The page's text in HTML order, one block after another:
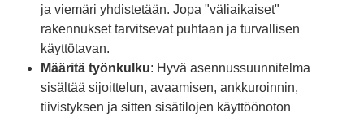
ja viemäri yhdistetään. Jopa "väliaikaiset"
rakennukset tarvitsevat puhtaan ja turvallisen
käyttötavan.
Määritä työnkulku: Hyvä asennussuunnitelma
sisältää sijoittelun, avaamisen, ankkuroinnin,
tiivistyksen ja sitten sisätilojen käyttöönoton